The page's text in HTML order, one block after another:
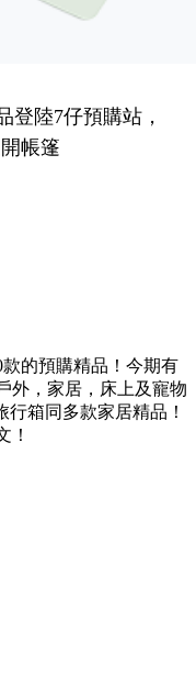
登陸7仔預購站，
帳篷
的預購精品！今期有
外，家居，床上及寵物
行箱同多款家居精品！
！